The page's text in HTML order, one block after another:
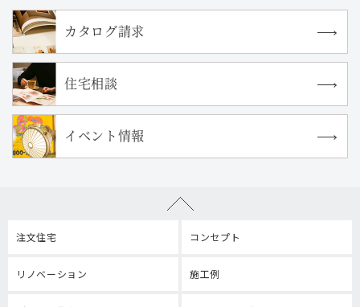
カタログ請求
住宅相談
イベント情報
注文住宅 コンセプト
リノベーション 施工例